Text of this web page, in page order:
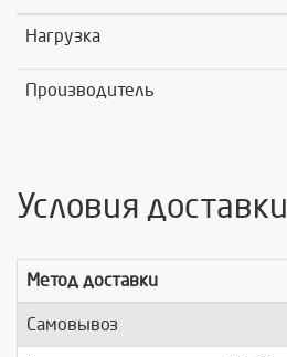
Нагрузка
Производитель
Условия доставки
Метод доставки
Самовывоз